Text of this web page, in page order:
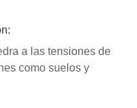
a las tensiones de
como suelos y